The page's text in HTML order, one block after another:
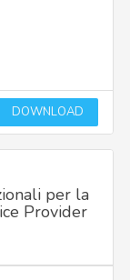
DOWNLOAD
per la
Provider